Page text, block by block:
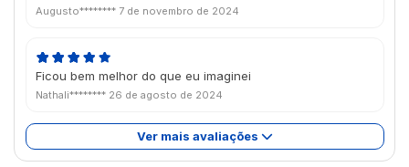
Augusto******** 7 de novembro de 2024
Ficou bem melhor do que eu imaginei
Nathali******** 26 de agosto de 2024
Ver mais avaliações